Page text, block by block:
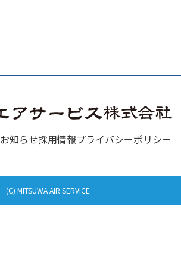
お知らせ採用情報プライバシーポリシー
(C) MITSUWA AIR SERVICE